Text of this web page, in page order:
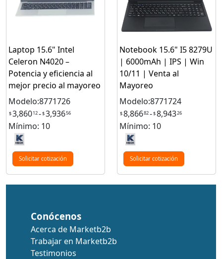
Laptop 15.6" Intel
Celeron N4020 –
Potencia y eficiencia al
mejor precio al mayoreo
Modelo:8771726
$3,86012-$3,93656
Mínimo: 10
Solicitar cotización
Notebook 15.6" I5 8279U
| 6000mAh | IPS | Win
10/11 | Venta al
Mayoreo
Modelo:8771724
$8,86682-$8,94326
Mínimo: 10
Solicitar cotización
Conócenos
Acerca de Marketb2b
Trabajar en Marketb2b
Testimonios